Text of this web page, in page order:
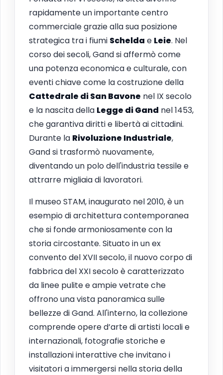
rapidamente un importante centro
commerciale grazie alla sua posizione
strategica tra i fiumi Schelda e Leie. Nel
corso dei secoli, Gand si affermò come
una potenza economica e culturale, con
eventi chiave come la costruzione della
Cattedrale di San Bavone nel IX secolo
e la nascita della Legge di Gand nel 1453,
che garantiva diritti e libertà ai cittadini.
Durante la Rivoluzione Industriale,
Gand si trasformò nuovamente,
diventando un polo dell'industria tessile e
attrarre migliaia di lavoratori.
Il museo STAM, inaugurato nel 2010, è un
esempio di architettura contemporanea
che si fonde armoniosamente con la
storia circostante. Situato in un ex
convento del XVII secolo, il nuovo corpo di
fabbrica del XXI secolo è caratterizzato
da linee pulite e ampie vetrate che
offrono una vista panoramica sulle
bellezze di Gand. All'interno, la collezione
comprende opere d’arte di artisti locali e
internazionali, fotografie storiche e
installazioni interattive che invitano i
visitatori a immergersi nella storia della